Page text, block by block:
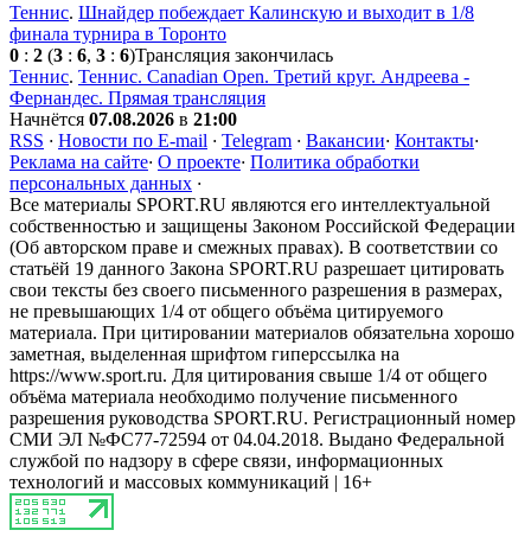
Теннис. Шнайдер побеждает Калинскую и выходит в 1/8
финала турнира в Торонто
0 : 2 (3 : 6, 3 : 6)Трансляция закончилась
Теннис. Теннис. Canadian Open. Третий круг. Андреева -
Фернандес. Прямая трансляция
Начнётся 07.08.2026 в 21:00
RSS · Новости по E-mail · Telegram · Вакансии· Контакты·
Реклама на сайте· О проекте· Политика обработки
персональных данных ·
Все материалы SPORT.RU являются его интеллектуальной
собственностью и защищены Законом Российской Федерации
(Об авторском праве и смежных правах). В соответствии со
статьёй 19 данного Закона SPORT.RU разрешает цитировать
свои тексты без своего письменного разрешения в размерах,
не превышающих 1/4 от общего объёма цитируемого
материала. При цитировании материалов обязательна хорошо
заметная, выделенная шрифтом гиперссылка на
https://www.sport.ru. Для цитирования свыше 1/4 от общего
объёма материала необходимо получение письменного
разрешения руководства SPORT.RU. Регистрационный номер
СМИ ЭЛ №ФС77-72594 от 04.04.2018. Выдано Федеральной
службой по надзору в сфере связи, информационных
технологий и массовых коммуникаций | 16+